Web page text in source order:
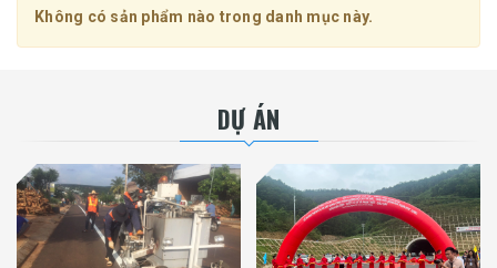
Không có sản phẩm nào trong danh mục này.
DỰ ÁN